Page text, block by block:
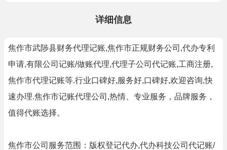
详细信息
焦作市武陟县财务代理记账,焦作市正规财务公司,代办专利
申请,有限公司记账/做账代理,代理子公司代记账,工商注册,
焦作市代理记账等.行业口碑好,服务好,口碑好,欢迎咨询,快
速办理.焦作市记账代理公司,热情、专业服务，品牌服务，
值得代账选择。
焦作市公司服务范围：版权登记代办,代办科技公司代记账/